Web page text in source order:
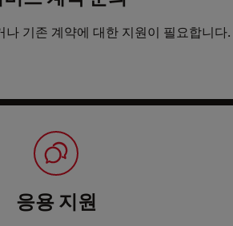
나 기존 계약에 대한 지원이 필요합니다.
응용 지원